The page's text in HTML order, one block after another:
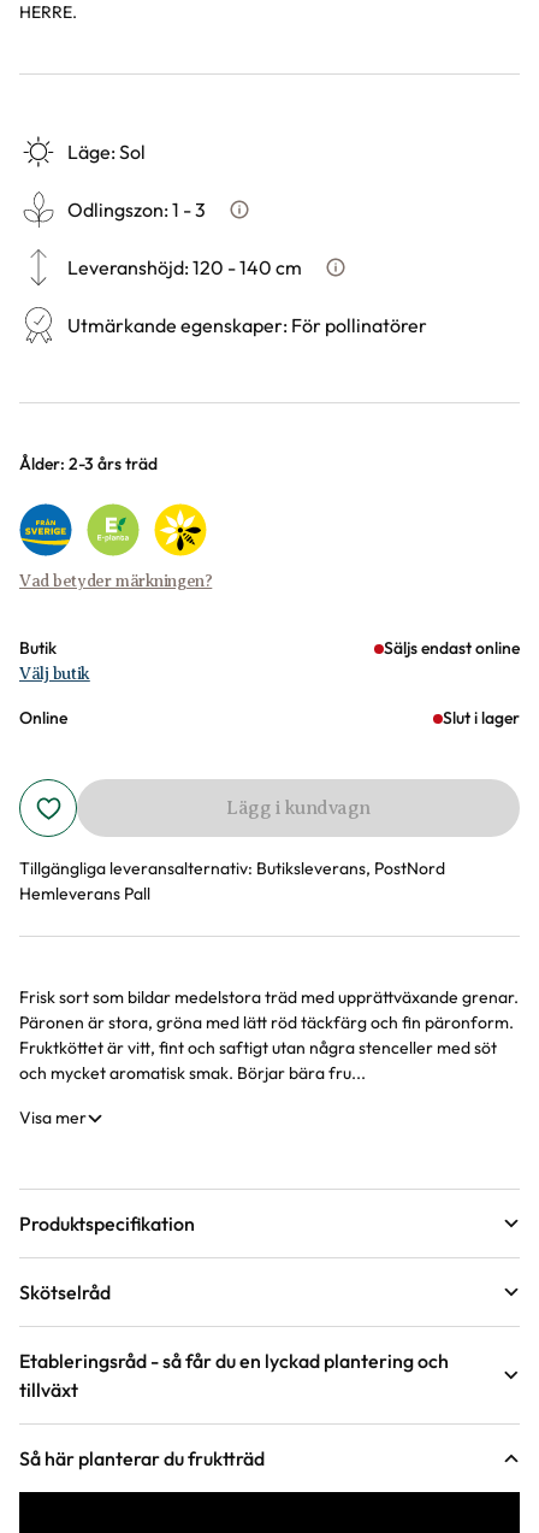
HERRE.
Läge:Sol
Odlingszon:1 - 3 Vad är odlingszon?
Leveranshöjd:120 - 140 cm Hur vi mäter leveranshöjd
Utmärkande egenskaper: För pollinatörer
Varianter
Ålder: 2-3 års träd
Vad betyder märkningen?
Butik Säljs endast online
Välj butik
Online Slut i lager
Lägg i kundvagn
Tillgängliga leveransalternativ: Butiksleverans, PostNord
Hemleverans Pall
Produktinformation
Frisk sort som bildar medelstora träd med upprättväxande grenar.
Päronen är stora, gröna med lätt röd täckfärg och fin päronform.
Fruktköttet är vitt, fint och saftigt utan några stenceller med söt
och mycket aromatisk smak. Börjar bära fru...
Visa mer
Produktspecifikation
Leveranshöjd Hur vi mäter leveranshöjd på växter
Höjd på trädgårdsväxter
Ålder på trädet
Växtsätt Medelstarkväxande, Upprätt
Skötselråd
Läge Sol
Vad är odlingszon?
Planteringsavstånd (cc) 5 m
Etableringsråd - så får du en lyckad plantering och
tillväxt
och fjärde året under torra perioder. Använd med fördel
Så här planterar du fruktträd